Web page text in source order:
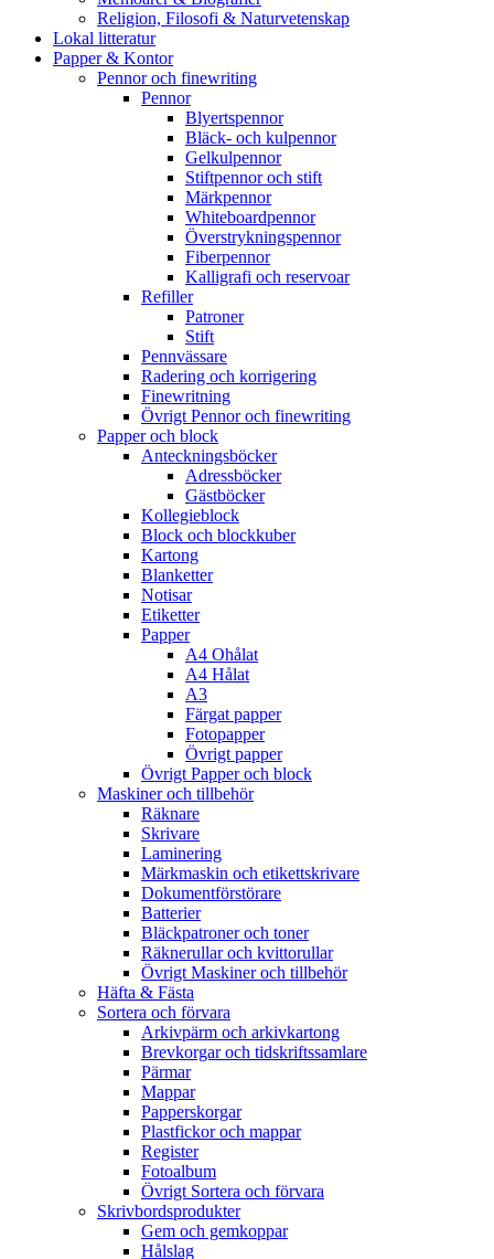
Religion, Filosofi & Naturvetenskap
Lokal litteratur
Papper & Kontor
Pennor och finewriting
Pennor
Blyertspennor
Bläck- och kulpennor
Gelkulpennor
Stiftpennor och stift
Märkpennor
Whiteboardpennor
Överstrykningspennor
Fiberpennor
Kalligrafi och reservoar
Refiller
Patroner
Stift
Pennvässare
Radering och korrigering
Finewritning
Övrigt Pennor och finewriting
Papper och block
Anteckningsböcker
Adressböcker
Gästböcker
Kollegieblock
Block och blockkuber
Kartong
Blanketter
Notisar
Etiketter
Papper
A4 Ohålat
A4 Hålat
A3
Färgat papper
Fotopapper
Övrigt papper
Övrigt Papper och block
Maskiner och tillbehör
Räknare
Skrivare
Laminering
Märkmaskin och etikettskrivare
Dokumentförstörare
Batterier
Bläckpatroner och toner
Räknerullar och kvittorullar
Övrigt Maskiner och tillbehör
Häfta & Fästa
Sortera och förvara
Arkivpärm och arkivkartong
Brevkorgar och tidskriftssamlare
Pärmar
Mappar
Papperskorgar
Plastfickor och mappar
Register
Fotoalbum
Övrigt Sortera och förvara
Skrivbordsprodukter
Gem och gemkoppar
Hålslag